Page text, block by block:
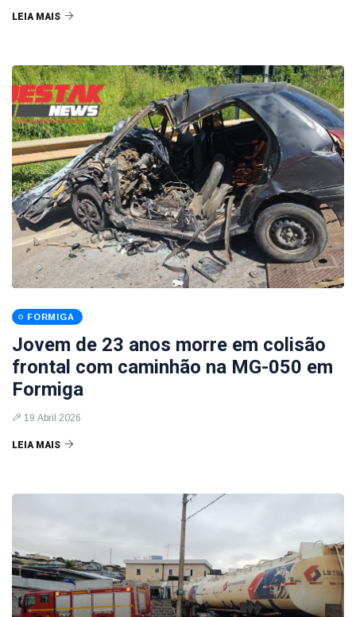
LEIA MAIS
FORMIGA
Jovem de 23 anos morre em colisão
frontal com caminhão na MG-050 em
Formiga
19 Abril 2026
LEIA MAIS